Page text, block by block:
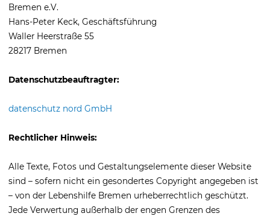
Bremen e.V.
Hans-Peter Keck, Geschäftsführung
Waller Heerstraße 55
28217 Bremen
Datenschutzbeauftragter:
datenschutz nord GmbH
Rechtlicher Hinweis:
Alle Texte, Fotos und Gestaltungselemente dieser Website
sind – sofern nicht ein gesondertes Copyright angegeben ist
– von der Lebenshilfe Bremen urheberrechtlich geschützt.
Jede Verwertung außerhalb der engen Grenzen des